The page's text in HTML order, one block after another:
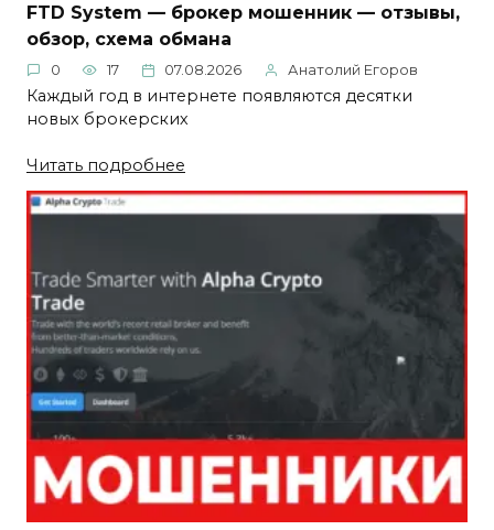
FTD System — брокер мошенник — отзывы,
обзор, схема обмана
0 17 07.08.2026 Анатолий Егоров
Каждый год в интернете появляются десятки
новых брокерских
Читать подробнее